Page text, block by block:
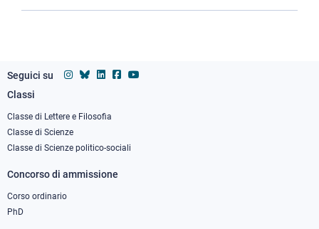
Seguici su
Footer
column
1
Classi
Classe di Lettere e Filosofia
Classe di Scienze
Classe di Scienze politico-sociali
Concorso di ammissione
Corso ordinario
PhD